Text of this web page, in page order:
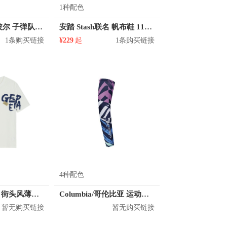
Mitchell Ness 波尔 子弹队 10号球衣
1条购买链接
1种配色
安踏 Stash联名 帆布鞋 11948681
¥229 起 1条购买链接
KM/kilometers 街头风薄款印花短袖T恤 男女同款 M2X2108248
暂无购买链接
4种配色
Columbia/哥伦比亚 运动护臂 CU0258
暂无购买链接